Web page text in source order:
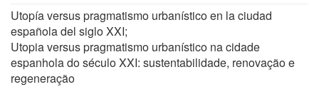
Utopía versus pragmatismo urbanístico en la ciudad
española del siglo XXI;
Utopia versus pragmatismo urbanístico na cidade
espanhola do século XXI: sustentabilidade, renovação e
regeneração